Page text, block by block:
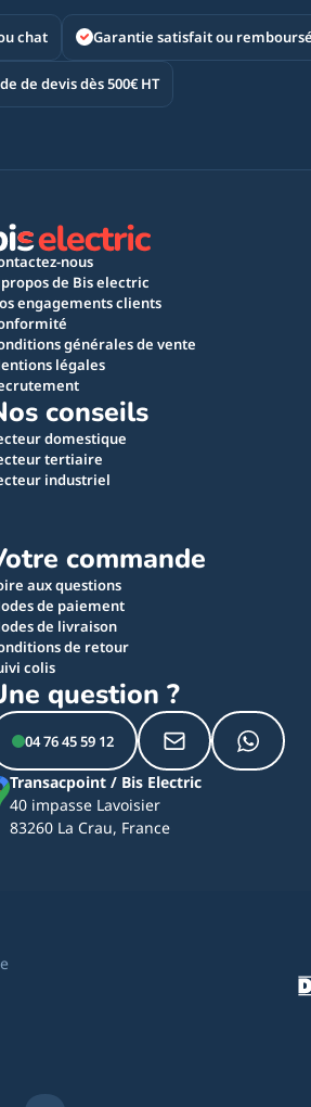
chat Garantie satisfait ou remboursé
de devis dès 500€ HT
nous
de Bis electric
engagements clients
générales de vente
légales
conseils
domestique
tertiaire
industriel
commande
aux questions
de paiement
de livraison
de retour
colis
question ?
04 76 45 59 12
Transacpoint / Bis Electric
40 impasse Lavoisier
83260 La Crau, France